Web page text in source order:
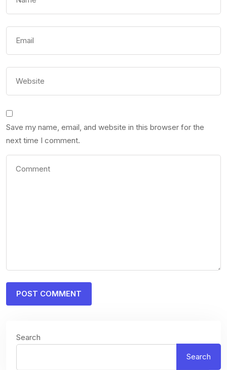
Save my name, email, and website in this browser for the
next time I comment.
Search
Search